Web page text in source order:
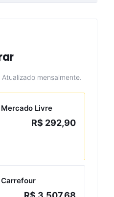
mensalmente.
Mercado Livre
R$ 292,90
Carrefour